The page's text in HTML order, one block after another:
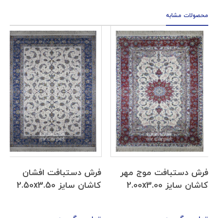
محصولات مشابه
فرش دستبافت موج مهر
کاشان سایز 2.00x3.00
فرش دستبافت افشان
کاشان سایز 2.50x3.50